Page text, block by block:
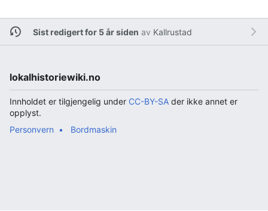
Sist redigert for 5 år siden av Kallrustad
lokalhistoriewiki.no
Innholdet er tilgjengelig under CC-BY-SA der ikke annet er
opplyst.
Personvern
Bordmaskin